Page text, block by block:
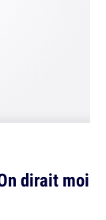
dirait moi